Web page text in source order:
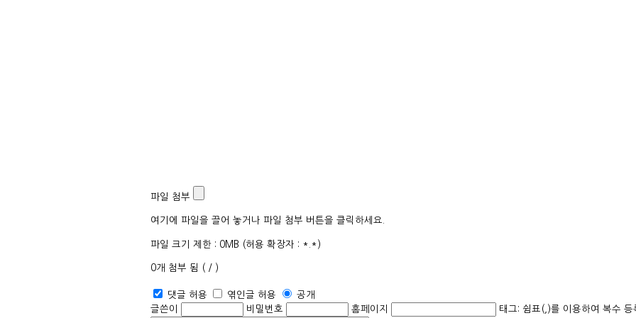
파일 첨부
여기에 파일을 끌어 놓거나 파일 첨부 버튼을 클릭하세요.
파일 크기 제한 : 0MB (허용 확장자 : *.* )
0개 첨부 됨 ( / )
댓글 허용 엮인글 허용
공개
글쓴이
비밀번호 홈페이지 태그: 쉼표(,)를 이용하여 복수 등